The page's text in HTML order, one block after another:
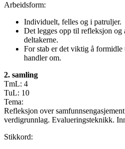
Arbeidsform:
Individuelt, felles og i patruljer.
Det legges opp til refleksjon og
deltakerne.
For stab er det viktig å
handler om.
2. samling
TmL: 4
TuL: 10
Tema:
Refleksjon over
verdigrunnlag. Evalueringsteknikk.
Stikkord: